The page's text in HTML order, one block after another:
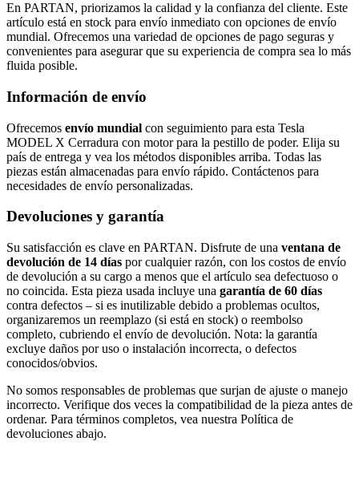
En PARTAN, priorizamos la calidad y la confianza del cliente. Este
artículo está en stock para envío inmediato con opciones de envío
mundial. Ofrecemos una variedad de opciones de pago seguras y
convenientes para asegurar que su experiencia de compra sea lo más
fluida posible.
Información de envío
Ofrecemos envío mundial con seguimiento para esta Tesla
MODEL X Cerradura con motor para la pestillo de poder. Elija su
país de entrega y vea los métodos disponibles arriba. Todas las
piezas están almacenadas para envío rápido. Contáctenos para
necesidades de envío personalizadas.
Devoluciones y garantía
Su satisfacción es clave en PARTAN. Disfrute de una ventana de
devolución de 14 días por cualquier razón, con los costos de envío
de devolución a su cargo a menos que el artículo sea defectuoso o
no coincida. Esta pieza usada incluye una garantía de 60 días
contra defectos – si es inutilizable debido a problemas ocultos,
organizaremos un reemplazo (si está en stock) o reembolso
completo, cubriendo el envío de devolución. Nota: la garantía
excluye daños por uso o instalación incorrecta, o defectos
conocidos/obvios.
No somos responsables de problemas que surjan de ajuste o manejo
incorrecto. Verifique dos veces la compatibilidad de la pieza antes de
ordenar. Para términos completos, vea nuestra Política de
devoluciones abajo.